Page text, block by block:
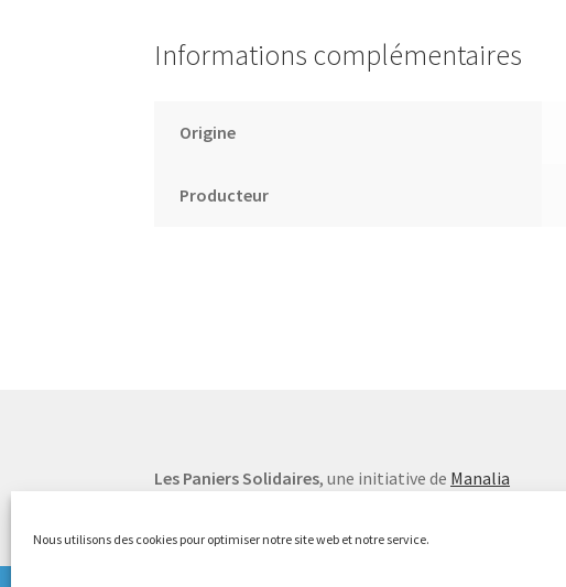
Nous utilisons des cookies pour optimiser notre site web et notre service.
Informations complémentaires
Origine
Producteur
Les Paniers Solidaires, une initiative de Manalia